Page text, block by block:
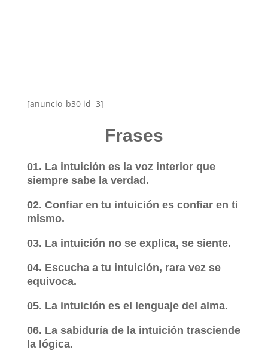
[anuncio_b30 id=3]
Frases
01. La intuición es la voz interior que
siempre sabe la verdad.
02. Confiar en tu intuición es confiar en ti
mismo.
03. La intuición no se explica, se siente.
04. Escucha a tu intuición, rara vez se
equivoca.
05. La intuición es el lenguaje del alma.
06. La sabiduría de la intuición trasciende
la lógica.